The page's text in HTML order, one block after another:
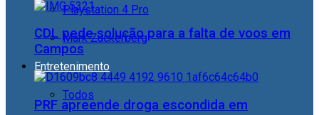
Playstation 4 Pro
Mark Zuckerberg
Entretenimento
Todos
CDL pede solução para a falta de voos em
Campos
PRF apreende droga escondida em